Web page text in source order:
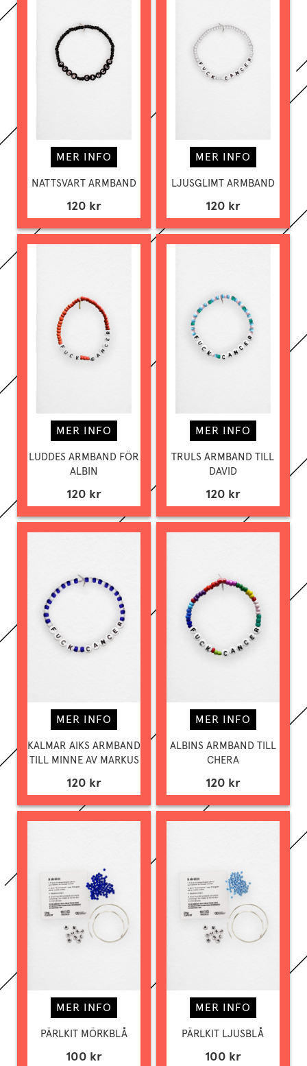
MER INFO
NATTSVART ARMBAND
120 kr
MER INFO
LJUSGLIMT ARMBAND
120 kr
MER INFO
LUDDES ARMBAND FÖR
ALBIN
120 kr
MER INFO
TRULS ARMBAND TILL
DAVID
120 kr
MER INFO
KALMAR AIKS ARMBAND
TILL MINNE AV MARKUS
120 kr
MER INFO
ALBINS ARMBAND TILL
CHERA
120 kr
MER INFO
PÄRLKIT MÖRKBLÅ
100 kr
MER INFO
PÄRLKIT LJUSBLÅ
100 kr